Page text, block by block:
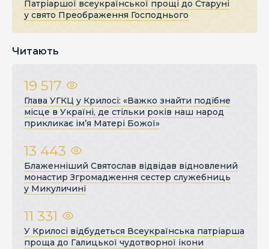
Патріаршої всеукраїнської прощі до Старуні
у свято Преображення Господнього
Читають
19 517
Глава УГКЦ у Крилосі: «Важко знайти подібне
місце в Україні, де стільки років наш народ
прикликає ім’я Матері Божої»
13 443
Блаженніший Святослав відвідав відновлений
монастир Згромадження сестер служебниць
у Микуличині
11 331
У Крилосі відбудеться Всеукраїнська патріарша
проща до Галицької чудотворної ікони